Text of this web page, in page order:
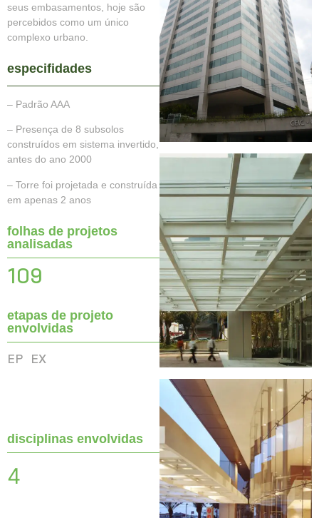
seus embasamentos, hoje são
percebidos como um único
complexo urbano.
especifidades
– Padrão AAA
– Presença de 8 subsolos
construídos em sistema invertido,
antes do ano 2000
– Torre foi projetada e construída
em apenas 2 anos
folhas de projetos
analisadas
109
etapas de projeto
envolvidas
EP EX
disciplinas envolvidas
4